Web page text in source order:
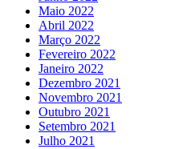
Maio 2022
Abril 2022
Março 2022
Fevereiro 2022
Janeiro 2022
Dezembro 2021
Novembro 2021
Outubro 2021
Setembro 2021
Julho 2021